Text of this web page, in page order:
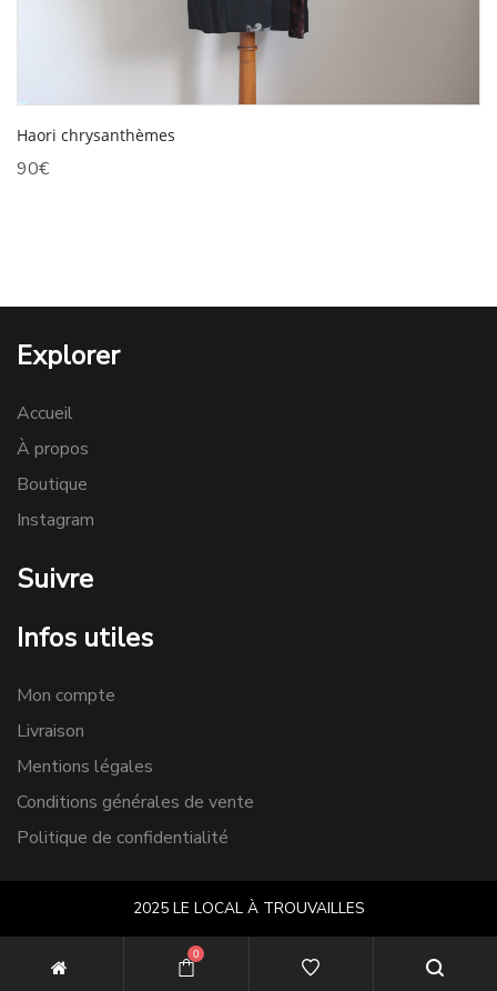
Haori chrysanthèmes
90€
Explorer
Accueil
À propos
Boutique
Instagram
Suivre
Infos utiles
Mon compte
Livraison
Mentions légales
Conditions générales de vente
Politique de confidentialité
2025 LE LOCAL À TROUVAILLES
0